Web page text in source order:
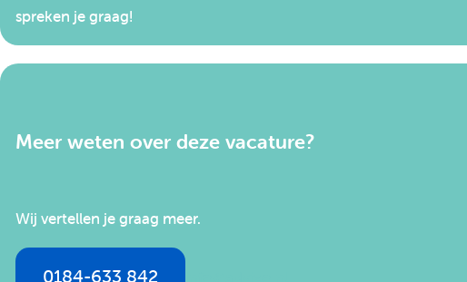
spreken je graag!
Meer weten over deze vacature?
Wij vertellen je graag meer.
0184-633 842